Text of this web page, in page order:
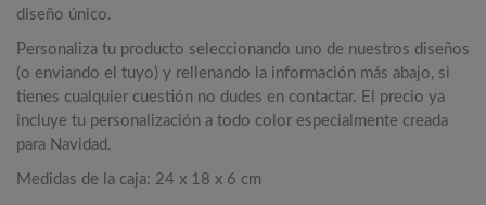
diseño único.
Personaliza tu producto seleccionando uno de nuestros diseños
(o enviando el tuyo) y rellenando la información más abajo, si
tienes cualquier cuestión no dudes en contactar. El precio ya
incluye tu personalización a todo color especialmente creada
para Navidad.
Medidas de la caja: 24 x 18 x 6 cm